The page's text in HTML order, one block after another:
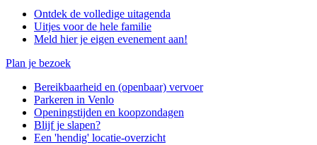
Ontdek de volledige uitagenda
Uitjes voor de hele familie
Meld hier je eigen evenement aan!
Plan je bezoek
Bereikbaarheid en (openbaar) vervoer
Parkeren in Venlo
Openingstijden en koopzondagen
Blijf je slapen?
Een 'hendig' locatie-overzicht